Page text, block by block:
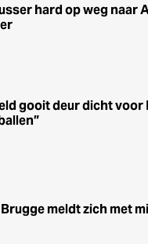
hard op weg naar
gooit deur dicht voor
meldt zich met